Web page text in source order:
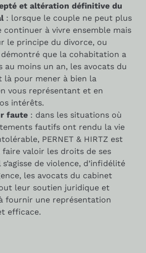
et altération définitive du
: lorsque le couple ne peut plus
continuer à vivre ensemble mais
le principe du divorce, ou
démontré que la cohabitation a
au moins un an, les avocats du
là pour mener à bien la
vous représentant et en
intérêts.
faute : dans les situations où
fautifs ont rendu la vie
PERNET & HIRTZ est
faire valoir les droits de ses
s’agisse de violence, d’infidélité
les avocats du cabinet
leur soutien juridique et
fournir une représentation
efficace.